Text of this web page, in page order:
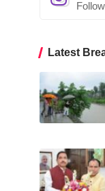
Follow
Latest